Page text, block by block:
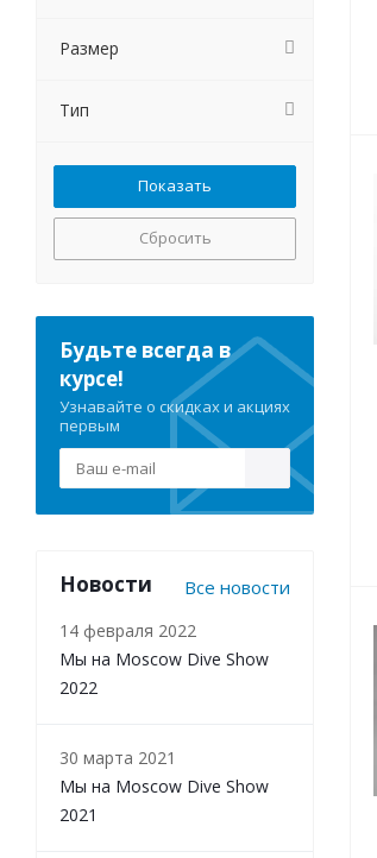
Размер
Тип
Сбросить
Будьте всегда в
курсе!
Узнавайте о скидках и акциях
первым
Новости Все новости
14 февраля 2022
Мы на Moscow Dive Show
2022
30 марта 2021
Мы на Moscow Dive Show
2021